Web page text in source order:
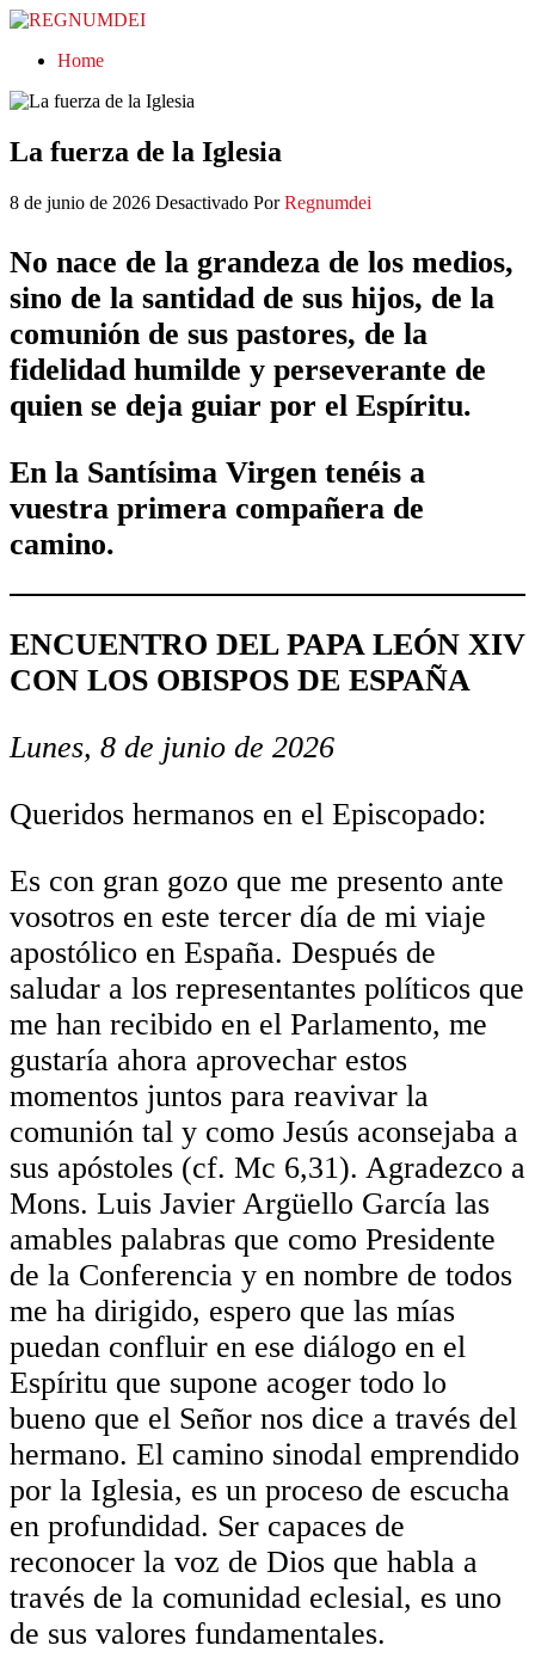
REGNUMDEI
Home
La fuerza de la Iglesia
8 de junio de 2026 Desactivado Por Regnumdei
No nace de la grandeza de los medios,
sino de la santidad de sus hijos, de la
comunión de sus pastores, de la
fidelidad humilde y perseverante de
quien se deja guiar por el Espíritu.
En la Santísima Virgen tenéis a
vuestra primera compañera de
camino.
ENCUENTRO DEL PAPA LEÓN XIV
CON LOS OBISPOS DE ESPAÑA
Lunes, 8 de junio de 2026
Queridos hermanos en el Episcopado:
Es con gran gozo que me presento ante
vosotros en este tercer día de mi viaje
apostólico en España. Después de
saludar a los representantes políticos que
me han recibido en el Parlamento, me
gustaría ahora aprovechar estos
momentos juntos para reavivar la
comunión tal y como Jesús aconsejaba a
sus apóstoles (cf. Mc 6,31). Agradezco a
Mons. Luis Javier Argüello García las
amables palabras que como Presidente
de la Conferencia y en nombre de todos
me ha dirigido, espero que las mías
puedan confluir en ese diálogo en el
Espíritu que supone acoger todo lo
bueno que el Señor nos dice a través del
hermano. El camino sinodal emprendido
por la Iglesia, es un proceso de escucha
en profundidad. Ser capaces de
reconocer la voz de Dios que habla a
través de la comunidad eclesial, es uno
de sus valores fundamentales.